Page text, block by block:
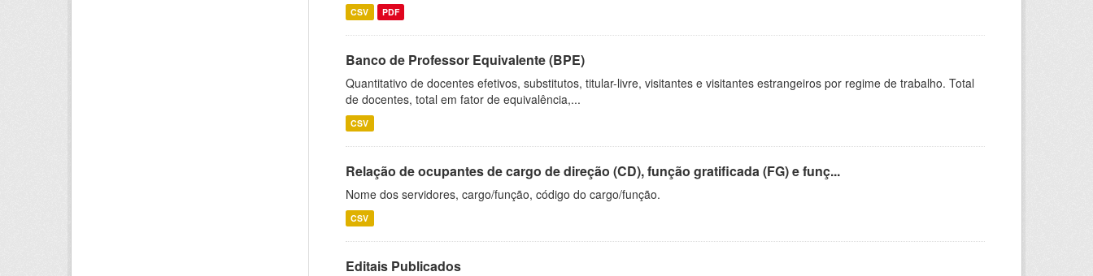
CSV PDF
Banco de Professor Equivalente (BPE)
Quantitativo de docentes efetivos, substitutos, titular-livre, visitantes e visitantes estrangeiros por regime de trabalho. Total
de docentes, total em fator de equivalência,...
CSV
Relação de ocupantes de cargo de direção (CD), função gratificada (FG) e funç...
Nome dos servidores, cargo/função, código do cargo/função.
CSV
Editais Publicados